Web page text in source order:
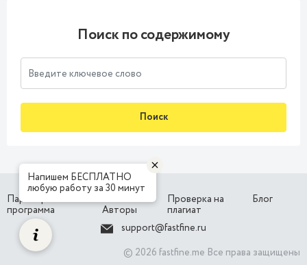
Поиск по содержимому
Поиск
Партнерская
программа
Наши
Авторы
Проверка на
плагиат
Блог
support@fastfine.ru
© 2026 fastfine.me Все права защищены
Напишем БЕСПЛАТНО
любую работу за 30 минут